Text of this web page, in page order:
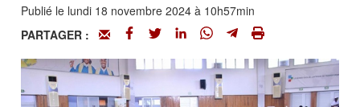
Publié le lundi 18 novembre 2024 à 10h57min
PARTAGER :